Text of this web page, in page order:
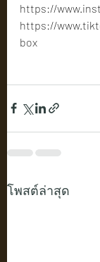
https://
https://
box
โพสต์ล่าสุด